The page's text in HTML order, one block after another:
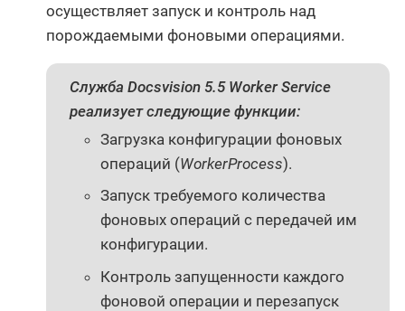
осуществляет запуск и контроль над
порождаемыми фоновыми операциями.
Служба Docsvision 5.5 Worker Service
реализует следующие функции:
Загрузка конфигурации фоновых
операций (WorkerProcess).
Запуск требуемого количества
фоновых операций с передачей им
конфигурации.
Контроль запущенности каждого
фоновой операции и перезапуск